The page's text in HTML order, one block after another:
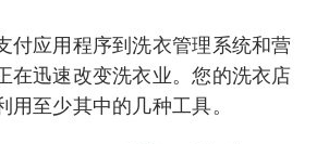
付应用程序到洗衣管理系统和营
在迅速改变洗衣业。您的洗衣店
用至少其中的几种工具。